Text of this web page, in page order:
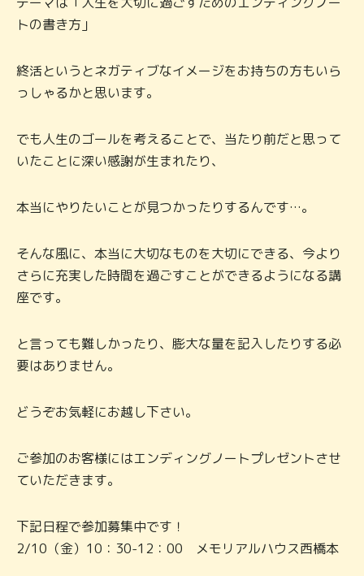
トの書き方」
終活というとネガティブなイメージをお持ちの方もいら
っしゃるかと思います。
でも人生のゴールを考えることで、当たり前だと思って
いたことに深い感謝が生まれたり、
本当にやりたいことが見つかったりするんです…。
そんな風に、本当に大切なものを大切にできる、今より
さらに充実した時間を過ごすことができるようになる講
座です。
と言っても難しかったり、膨大な量を記入したりする必
要はありません。
どうぞお気軽にお越し下さい。
ご参加のお客様にはエンディングノートプレゼントさせ
ていただきます。
下記日程で参加募集中です！
2/10（金）10：30-12：00 メモリアルハウス西橋本